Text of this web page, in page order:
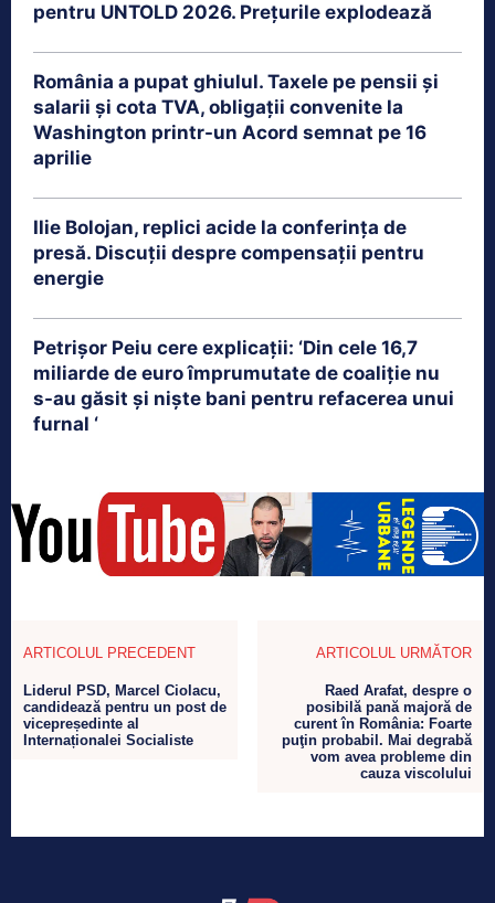
pentru UNTOLD 2026. Prețurile explodează
România a pupat ghiulul. Taxele pe pensii și
salarii și cota TVA, obligații convenite la
Washington printr-un Acord semnat pe 16
aprilie
Ilie Bolojan, replici acide la conferința de
presă. Discuții despre compensații pentru
energie
Petrişor Peiu cere explicații: ‘Din cele 16,7
miliarde de euro împrumutate de coaliţie nu
s-au găsit şi nişte bani pentru refacerea unui
furnal ‘
ARTICOLUL PRECEDENT
Liderul PSD, Marcel Ciolacu,
candidează pentru un post de
vicepreședinte al
Internaționalei Socialiste
ARTICOLUL URMĂTOR
Raed Arafat, despre o
posibilă pană majoră de
curent în România: Foarte
puţin probabil. Mai degrabă
vom avea probleme din
cauza viscolului